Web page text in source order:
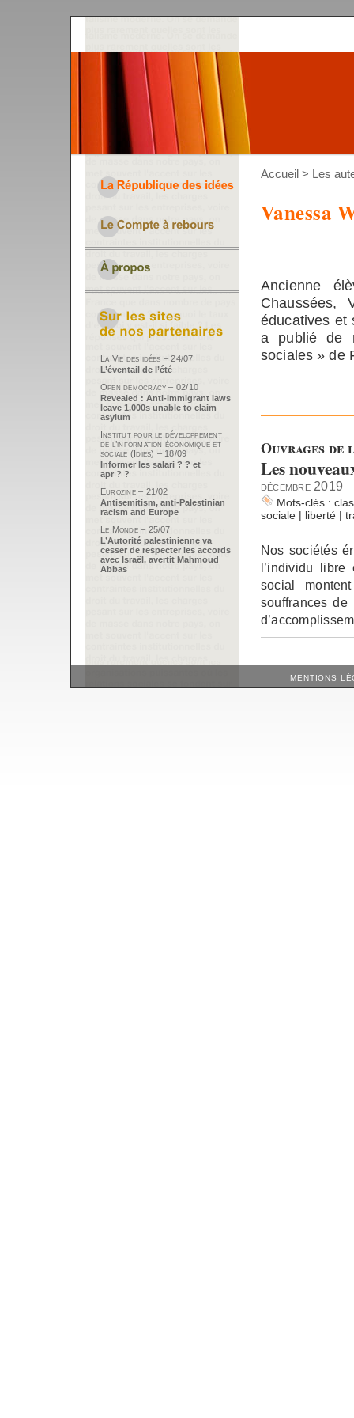
Accueil > Les
Vanessa
Ancienne
Chaussées,
éducatives et
a publié de
sociales » de
Ouvrages
Les
décembre 2019
Mots-clés :
sociale | liberté |
Nos sociétés
l’individu
social
souffrances
La Vie des idées – 24/07
L’éventail de l’été
Open democracy – 02/10
Revealed : Anti-immigrant laws
leave 1,000s unable to claim
asylum
Institut pour le développement
de l’information économique et
sociale (Idies) – 18/09
Informer les salari ? ? et
apr ? ?
Eurozine – 21/02
Antisemitism, anti-Palestinian
racism and Europe
Le Monde – 25/07
L’Autorité palestinienne va
cesser de respecter les accords
avec Israël, avertit Mahmoud
Abbas
MENTIONS